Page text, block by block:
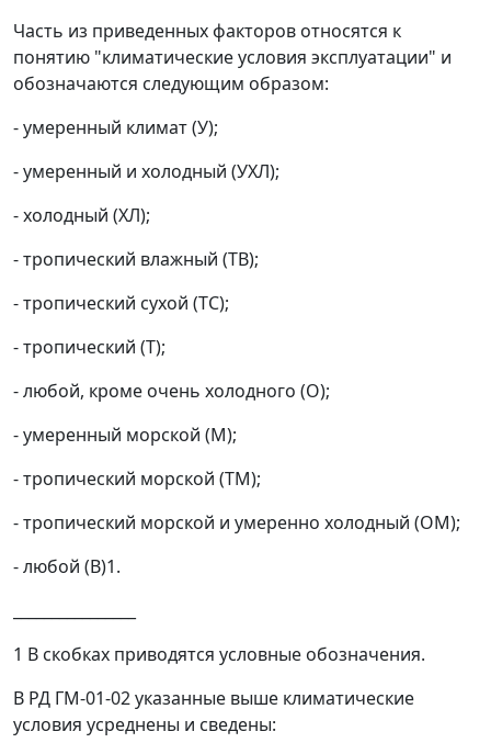
Часть из приведенных факторов относятся к
понятию "климатические условия эксплуатации" и
обозначаются следующим образом:
- умеренный климат (У);
- умеренный и холодный (УХЛ);
- холодный (ХЛ);
- тропический влажный (ТВ);
- тропический сухой (ТС);
- тропический (Т);
- любой, кроме очень холодного (О);
- умеренный морской (М);
- тропический морской (ТМ);
- тропический морской и умеренно холодный (ОМ);
- любой (В)1.
1 В скобках приводятся условные обозначения.
В РД ГМ-01-02 указанные выше климатические
условия усреднены и сведены: